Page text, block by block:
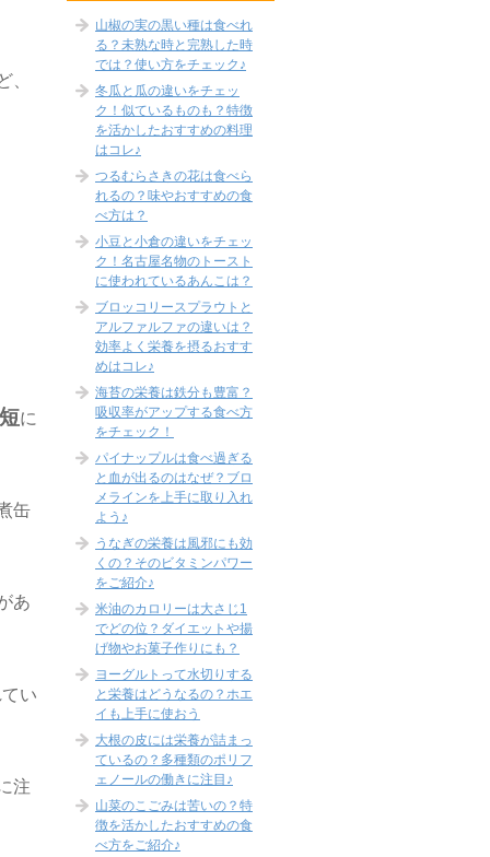
、
に
缶
あ
い
注
山椒の実の黒い種は食べれ
る？未熟な時と完熟した時
では？使い方をチェック♪
冬瓜と瓜の違いをチェッ
ク！似ているものも？特徴
を活かしたおすすめの料理
はコレ♪
つるむらさきの花は食べら
れるの？味やおすすめの食
べ方は？
小豆と小倉の違いをチェッ
ク！名古屋名物のトースト
に使われているあんこは？
ブロッコリースプラウトと
アルファルファの違いは？
効率よく栄養を摂るおすす
めはコレ♪
海苔の栄養は鉄分も豊富？
吸収率がアップする食べ方
をチェック！
パイナップルは食べ過ぎる
と血が出るのはなぜ？ブロ
メラインを上手に取り入れ
よう♪
うなぎの栄養は風邪にも効
くの？そのビタミンパワー
をご紹介♪
米油のカロリーは大さじ1
でどの位？ダイエットや揚
げ物やお菓子作りにも？
ヨーグルトって水切りする
と栄養はどうなるの？ホエ
イも上手に使おう
大根の皮には栄養が詰まっ
ているの？多種類のポリフ
ェノールの働きに注目♪
山菜のこごみは苦いの？特
徴を活かしたおすすめの食
べ方をご紹介♪